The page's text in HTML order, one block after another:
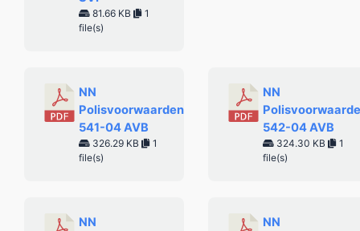
81.66 KB
1
file(s)
NN
Polisvoorwaarden
541-04 AVB
326.29 KB
1
file(s)
NN
542-04 AVB
324.30 KB
1
file(s)
NN
NN